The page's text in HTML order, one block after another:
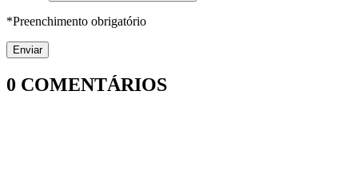
*Preenchimento obrigatório
0 COMENTÁRIOS